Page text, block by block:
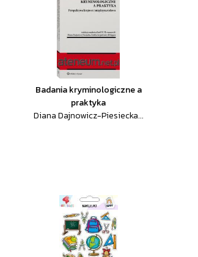
Badania kryminologiczne a
praktyka
Diana Dajnowicz-Piesiecka...